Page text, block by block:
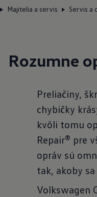
Majitelia a servis Servis a
Rozumne
Preliačiny,
chybičky
kvôli tomu
Repair® pre
opráv sú
tak, akoby
Volkswagen